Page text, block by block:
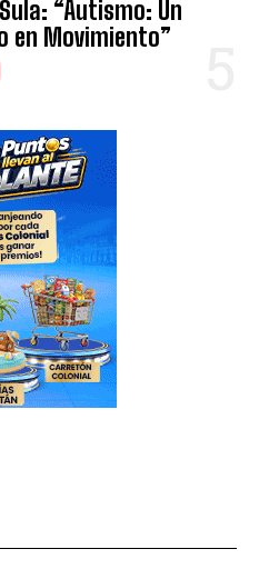
“Autismo: Un
en Movimiento”